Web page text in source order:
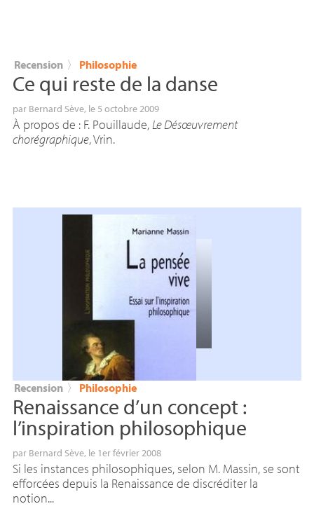
Recension 〉 Philosophie
Ce qui reste de la danse
par Bernard Sève, le 5 octobre 2009
À propos de : F. Pouillaude,Le Désœuvrement
chorégraphique, Vrin.
Recension 〉 Philosophie
Renaissance d’un concept :
l’inspiration philosophique
par Bernard Sève, le 1er février 2008
Si les instances philosophiques, selon M. Massin, se sont
efforcées depuis la Renaissance de discréditer la
notion...